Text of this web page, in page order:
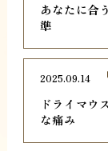
あなたに合
準
ドライマウ
な痛み
2025.09.14